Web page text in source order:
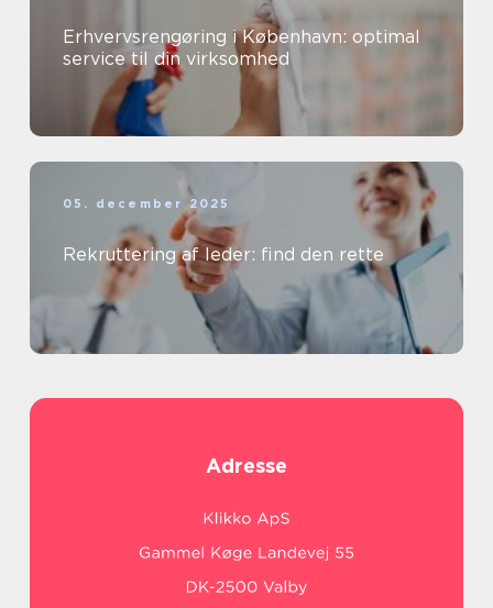
Erhvervsrengøring i København: optimal
service til din virksomhed
05. december 2025
Rekruttering af leder: find den rette
Adresse